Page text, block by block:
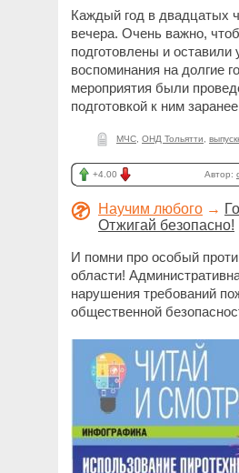
Каждый год в двадцатых
вечера. Очень важно,
подготовлены и оставили
воспоминания на долгие
мероприятия были
подготовкой к ним
МЧС ОНД Тольятти
+4.00 Автор:
Научим любого →
Отжигай безопасно!
И помни про особый
области!
нарушения требований
общественной